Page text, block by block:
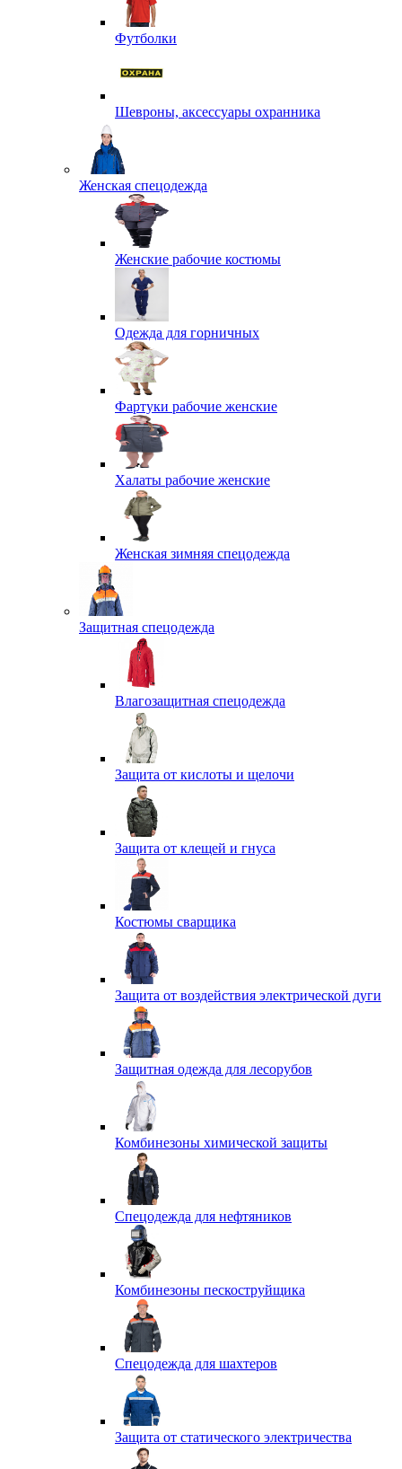
Футболки
Шевроны, аксессуары охранника
Женская спецодежда
Женские рабочие костюмы
Одежда для горничных
Фартуки рабочие женские
Халаты рабочие женские
Женская зимняя спецодежда
Защитная спецодежда
Влагозащитная спецодежда
Защита от кислоты и щелочи
Защита от клещей и гнуса
Костюмы сварщика
Защита от воздействия электрической дуги
Защитная одежда для лесорубов
Комбинезоны химической защиты
Спецодежда для нефтяников
Комбинезоны пескоструйщика
Спецодежда для шахтеров
Защита от статического электричества